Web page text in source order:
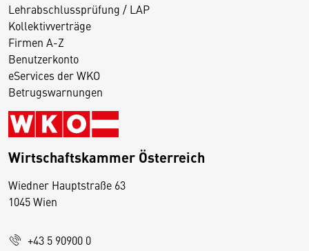
Lehrabschlussprüfung / LAP
Kollektivverträge
Firmen A-Z
Benutzerkonto
eServices der WKO
Betrugswarnungen
Wirtschaftskammer Österreich
Wiedner Hauptstraße 63
1045 Wien
+43 5 90900 0
D
s